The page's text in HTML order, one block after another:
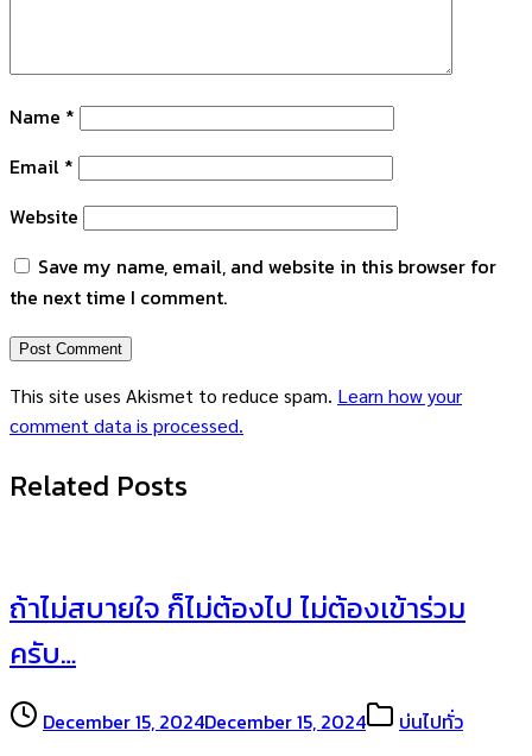
Name *
Email *
Website
Save my name, email, and website in this browser for
the next time I comment.
This site uses Akismet to reduce spam. Learn how your
comment data is processed.
Related Posts
ถ้าไม่สบายใจ ก็ไม่ต้องไป ไม่ต้องเข้าร่วม
ครับ…
December 15, 2024December 15, 2024 บ่นไปทั่ว